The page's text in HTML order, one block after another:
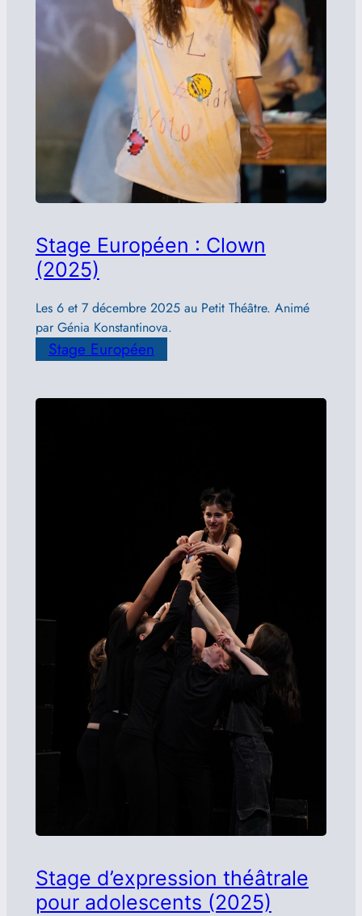
Stage Européen : Clown
(2025)
Les 6 et 7 décembre 2025 au Petit Théâtre. Animé
par Génia Konstantinova.
Stage Européen
Stage d’expression théâtrale
pour adolescents (2025)